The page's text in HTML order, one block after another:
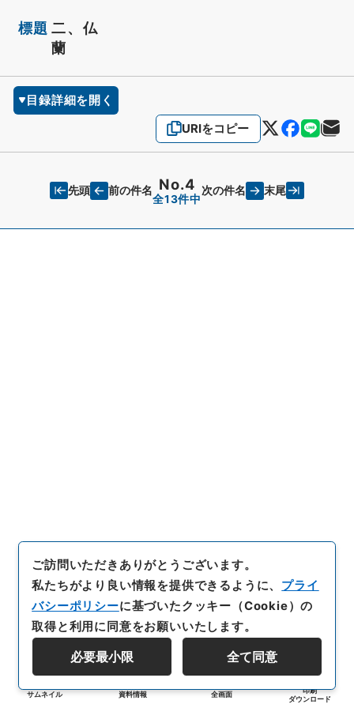
標題 二、仏
蘭
目録詳細を開く
URIをコピー
先頭 前の件名 No.4
全13件中
次の件名 末尾
サムネイル 資料情報 全画面
印刷
ダウンロード
ご訪問いただきありがとうございます。
私たちがより良い情報を提供できるように、 プライ
バシーポリシーに基づいたクッキー（Cookie）の
取得と利用に同意をお願いいたします。
必要最小限 全て同意